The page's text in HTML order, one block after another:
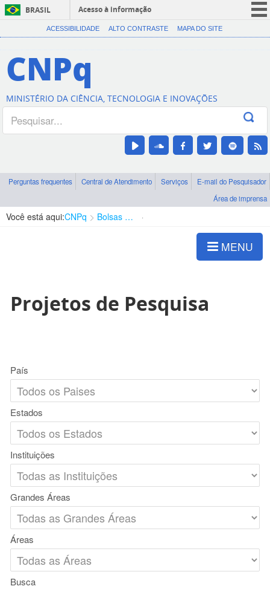
BRASIL
Acesso à informação
CORONAVÍRUS (COVID-19)
Canais
ACESSIBILIDADE ALTO CONTRASTE MAPA DO SITE
CNPq
MINISTÉRIO DA CIÊNCIA, TECNOLOGIA E INOVAÇÕES
Perguntas frequentes Central de Atendimento Serviços
E-mail do Pesquisador
Área de imprensa
Você está aqui:CNPq Bolsas e Auxílios Vigentes
MENU
Projetos de Pesquisa
País
Estados
Instituições
Grandes Áreas
Áreas
Busca